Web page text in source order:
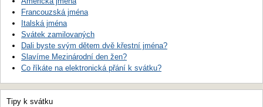
Francouzská jména
Italská jména
Svátek zamilovaných
Dali byste svým dětem dvě křestní jména?
Slavíme Mezinárodní den žen?
Co říkáte na elektronická přání k svátku?
Tipy k svátku